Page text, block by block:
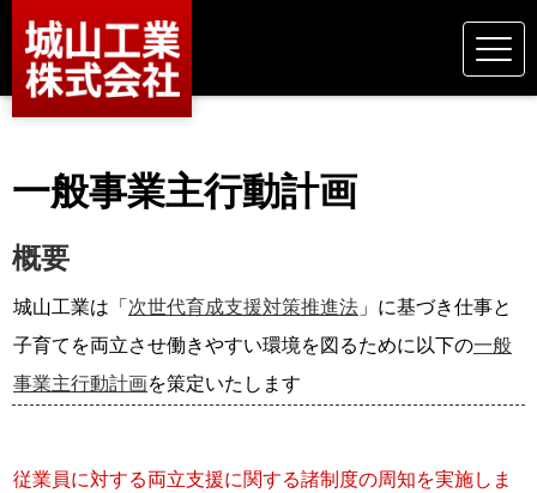
一般事業主行動計画
概要
城山工業は「 次世代育成支援対策推進法 」 に基づき仕事と
子育てを両立させ働きやすい環境を図るために以下の一般
事業主行動計画を策定いたします
従業員に対する両立支援に関する諸制度の周知を実施しま